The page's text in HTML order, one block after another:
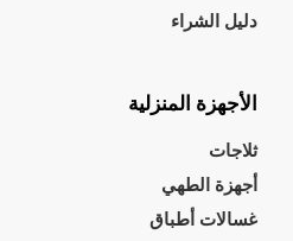
دليل الشراء
الأجهزة المنزلية
ثلاجات
أجهزة الطهي
غسالات أطباق